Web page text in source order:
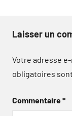
Laisser un
Votre adresse
obligatoires
Commentaire*